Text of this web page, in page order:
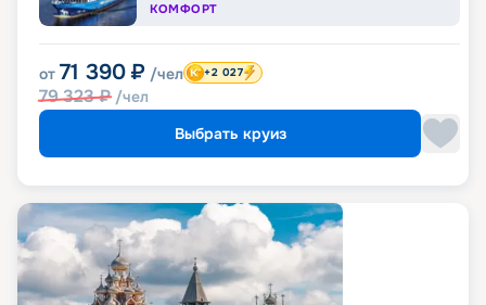
КОМФОРТ
от 71 390 ₽ /чел
79 323₽ /чел
+2 027
Выбрать круиз